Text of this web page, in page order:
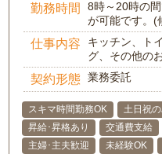
勤務時間
8時～20時の
が可能です。(
仕事内容
キッチン、ト
グ、その他の
契約形態 業務委託
スキマ時間勤務OK 土日祝
昇給･昇格あり
交通費支給
主婦･主夫歓迎
未経験OK